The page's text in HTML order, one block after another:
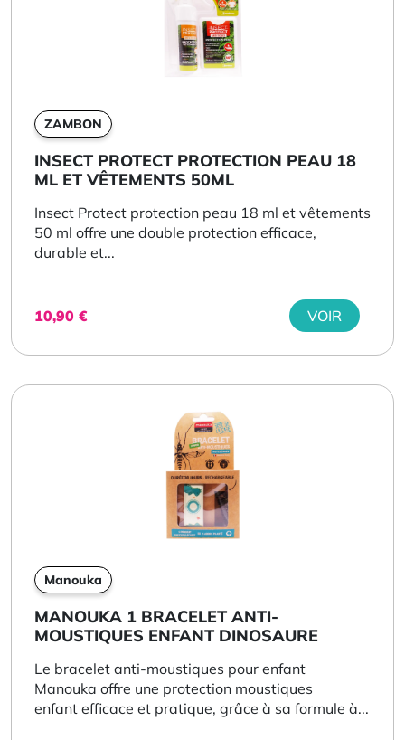
ZAMBON
INSECT PROTECT PROTECTION PEAU 18
ML ET VÊTEMENTS 50ML
Insect Protect protection peau 18 ml et vêtements
50 ml offre une double protection efficace,
durable et...
10,90 € VOIR
Manouka
MANOUKA 1 BRACELET ANTI-
MOUSTIQUES ENFANT DINOSAURE
Le bracelet anti-moustiques pour enfant
Manouka offre une protection moustiques
enfant efficace et pratique, grâce à sa formule à...